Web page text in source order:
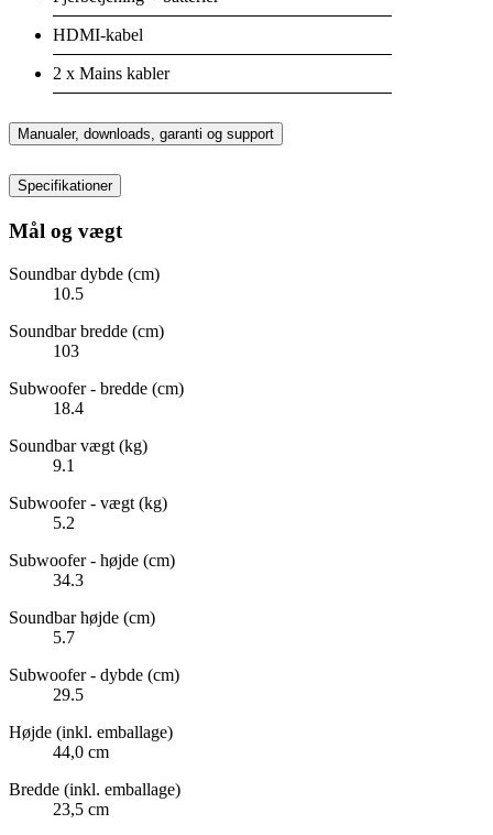
HDMI-kabel
2 x Mains kabler
Manualer, downloads, garanti og support
Specifikationer
Mål og vægt
Soundbar dybde (cm)
10.5
Soundbar bredde (cm)
103
Subwoofer - bredde (cm)
18.4
Soundbar vægt (kg)
9.1
Subwoofer - vægt (kg)
5.2
Subwoofer - højde (cm)
34.3
Soundbar højde (cm)
5.7
Subwoofer - dybde (cm)
29.5
Højde (inkl. emballage)
44,0 cm
Bredde (inkl. emballage)
23,5 cm